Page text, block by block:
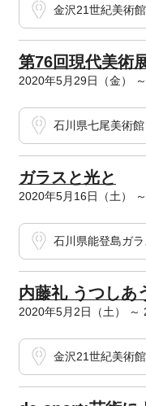
金沢21世紀美術館
第76回現代美術
2020年5月29日（金）
石川県七尾美術館
ガラスと光と
2020年5月16日（土）
石川県能登島ガ
内藤礼 うつしあ
2020年5月2日（土） ～
金沢21世紀美術館